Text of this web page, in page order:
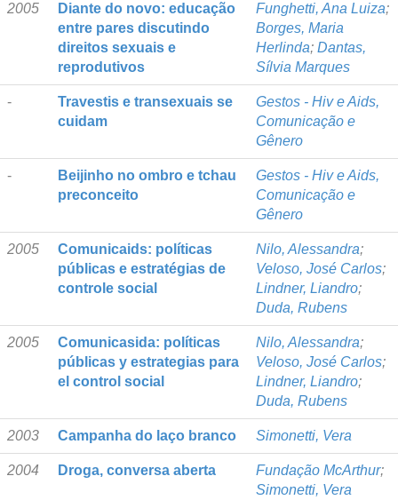
2005
Diante do novo: educação
entre pares discutindo
direitos sexuais e
reprodutivos
Funghetti, Ana Luiza;
Borges, Maria
Herlinda; Dantas,
Sílvia Marques
-
Travestis e transexuais se
cuidam
Gestos - Hiv e Aids,
Comunicação e
Gênero
-
Beijinho no ombro e tchau
preconceito
Gestos - Hiv e Aids,
Comunicação e
Gênero
2005
Comunicaids: políticas
públicas e estratégias de
controle social
Nilo, Alessandra;
Veloso, José Carlos;
Lindner, Liandro;
Duda, Rubens
2005
Comunicasida: políticas
públicas y estrategias para
el control social
Nilo, Alessandra;
Veloso, José Carlos;
Lindner, Liandro;
Duda, Rubens
2003 Campanha do laço branco Simonetti, Vera
2004 Droga, conversa aberta Fundação McArthur;
Simonetti, Vera